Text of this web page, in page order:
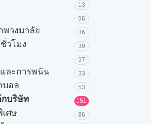
13
96
พวงมาลัย 36
วโมง 39
97
ละการพนัน 33
บอล 53
กบริษัท 151
ศษ 86